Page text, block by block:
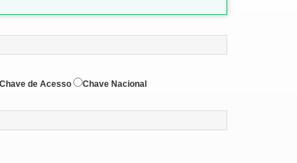
Chave de Acesso
Chave Nacional